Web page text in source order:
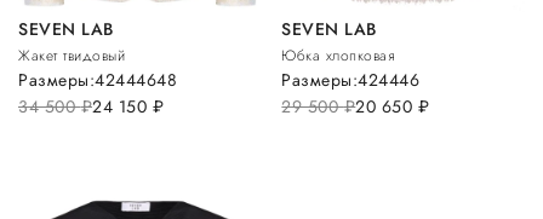
SEVEN LAB
Жакет твидовый
34 500руб.24 150 руб.
Размеры:42444648
SEVEN LAB
Юбка хлопковая
29 500руб.20 650 руб.
Размеры:424446